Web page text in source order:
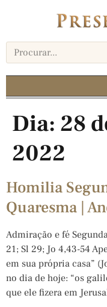
Dia: 28
2022
Homilia
Quaresma |
Admiração e fé
21; Sl 29; Jo 4,43-54
em sua própria casa”
no dia de hoje: “os
que ele fizera em